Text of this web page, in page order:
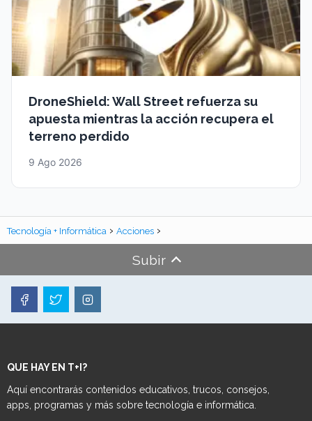
DroneShield: Wall Street refuerza su
apuesta mientras la acción recupera el
terreno perdido
9 Ago 2026
Tecnología + Informática Acciones
Subir
QUE HAY EN T+I?
Aquí encontrarás contenidos educativos, trucos, consejos,
apps, programas y más sobre tecnología e informática.